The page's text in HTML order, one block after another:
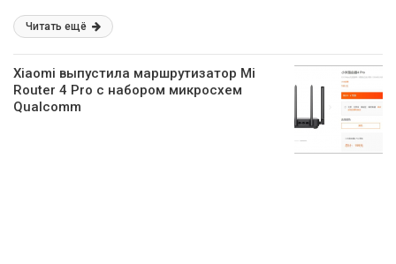
Читать ещё
Xiaomi выпустила маршрутизатор Mi
Router 4 Pro с набором микросхем
Qualcomm